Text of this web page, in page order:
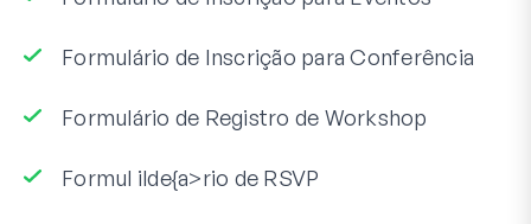
Formulário de Inscrição para Conferência
Formulário de Registro de Workshop
Formul ilde{a>rio de RSVP